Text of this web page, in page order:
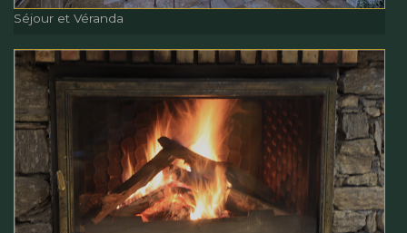
Séjour et Véranda
Séjour et Véranda